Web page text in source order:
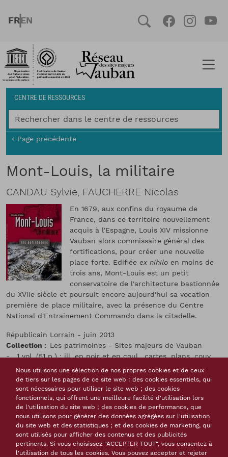
FRENCH
ENGLISH
Social
Fil d'Ariane
CENTRE DE RESSOURCES
Page précédente
Mont-Louis, la militaire
CANDAU Sylvie, FAUCHERRE Nicolas
En 1679, aux confins du royaume de
France, dans ce territoire nouvellement
acquis à l'Espagne, Louis XIV missionne
Vauban alors commissaire général des
fortifications, pour créer une nouvelle
place forte. Edifiée ex nihilo en moins de
trois ans, Mont-Louis est un petit
conservatoire de l'architecture bastionnée
du XVIIe siècle et poursuit encore aujourd'hui sa vocation
première de place militaire, avec la présence du Centre
National d'Entrainement Commando dans la citadelle.
Républicain Lorrain - juin 2013
Collection
Les patrimoines - Sites majeurs de Vauban
- , 1 vol. (51 p.) : ill. en noir et en coul., cartes, plans, couv.
ill. en coul.
Isbn
978-2-901647-11-9
Langue(s) de la ressource
français
Monographies, livres
Thème(s)
Les fortifications construites par Vauban
ouest
Tags
Nous utilisons une sélection de nos propres cookies et de ceux
de tiers sur les pages de ce site web : des cookies essentiels, qui
sont nécessaires pour utiliser le site web ; des cookies
fonctionnels, qui offrent une meilleure facilité d'utilisation lors
de l'utilisation du site web ; des cookies de performance, que
nous utilisons pour générer des données agrégées sur l'utilisation
du site web et des statistiques ; et des cookies de marketing, qui
sont utilisés pour afficher des contenus et des publicités
pertinents. Si vous choisissez "ACCEPTER TOUT", vous consentez à
l'utilisation de tous les cookies. Vous pouvez accepter et rejeter